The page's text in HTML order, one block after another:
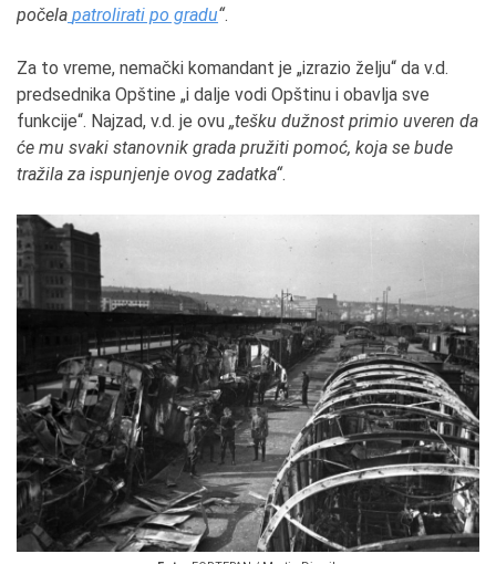
počela patrolirati po gradu“.
Za to vreme, nemački komandant je „izrazio želju“ da v.d.
predsednika Opštine „i dalje vodi Opštinu i obavlja sve
funkcije“. Najzad, v.d. je ovu „tešku dužnost primio uveren da
će mu svaki stanovnik grada pružiti pomoć, koja se bude
tražila za ispunjenje ovog zadatka“.